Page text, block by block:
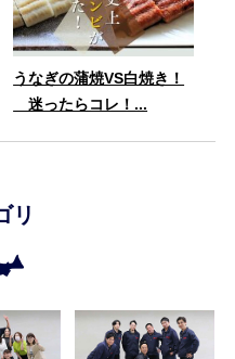
うなぎの蒲焼VS白焼き！
迷ったらコレ！...
リ